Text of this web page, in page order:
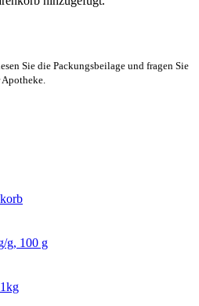
Sie die Packungsbeilage und fragen Sie
g, 100 g